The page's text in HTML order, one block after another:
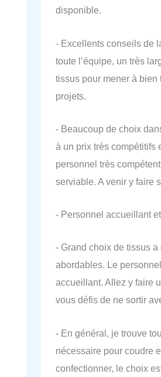
disponible.
- Excellents conseils de
toute l’équipe, un très
tissus pour mener à bien
projets.
- Beaucoup de choix
à un prix très compétitifs
personnel très
serviable. A venir y faire
- Personnel accueillant
- Grand choix de tissus a
abordables. Le
accueillant. Allez y faire
vous défis de ne sortir
- En général, je trouve
nécessaire pour coudre
confectionner, le choix